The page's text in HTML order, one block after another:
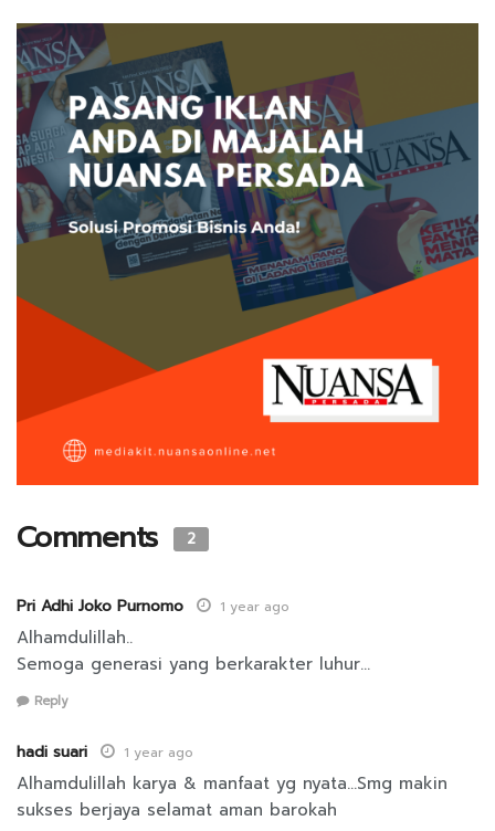
Comments 2
Pri Adhi Joko Purnomo 1 year ago
Alhamdulillah..
Semoga generasi yang berkarakter luhur…
Reply
hadi suari 1 year ago
Alhamdulillah karya & manfaat yg nyata…Smg makin
sukses berjaya selamat aman barokah